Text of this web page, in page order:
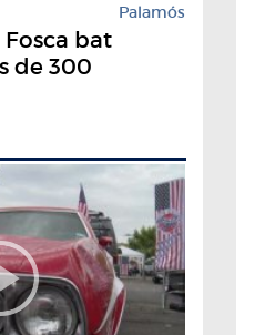
Palamós
Fosca bat
de 300